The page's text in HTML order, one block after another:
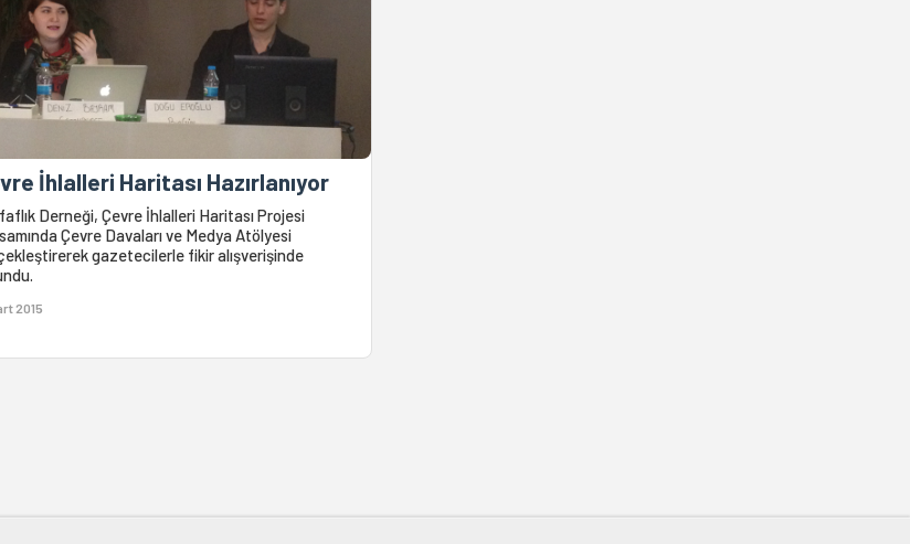
İhlalleri Haritası Hazırlanıyor
Derneği, Çevre İhlalleri Haritası Projesi
Çevre Davaları ve Medya Atölyesi
gazetecilerle fikir alışverişinde
2015